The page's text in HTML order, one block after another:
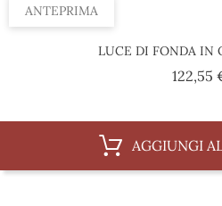
ANTEPRIMA
LUCE DI FONDA IN
122,55
AGGIUNGI